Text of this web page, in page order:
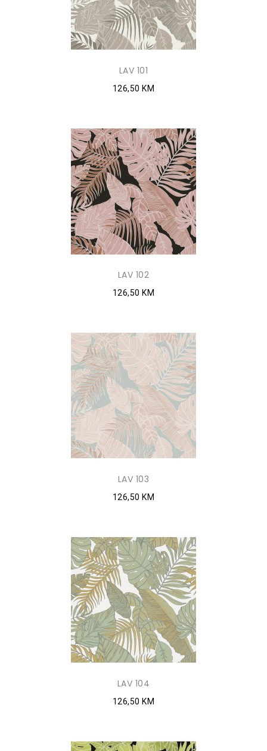
LAV 101
126,50 KM
LAV 102
126,50 KM
LAV 103
126,50 KM
LAV 104
126,50 KM